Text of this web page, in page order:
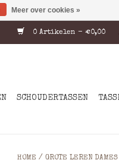
0 Artikelen - €0,00
SCHOUDERTASSEN
HOME / GROTE LEREN
Meer over cookies »